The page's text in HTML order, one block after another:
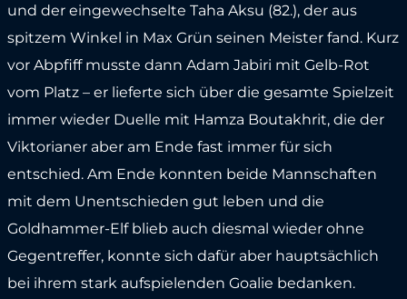
und der eingewechselte Taha Aksu (82.), der aus
spitzem Winkel in Max Grün seinen Meister fand. Kurz
vor Abpfiff musste dann Adam Jabiri mit Gelb-Rot
vom Platz – er lieferte sich über die gesamte Spielzeit
immer wieder Duelle mit Hamza Boutakhrit, die der
Viktorianer aber am Ende fast immer für sich
entschied. Am Ende konnten beide Mannschaften
mit dem Unentschieden gut leben und die
Goldhammer-Elf blieb auch diesmal wieder ohne
Gegentreffer, konnte sich dafür aber hauptsächlich
bei ihrem stark aufspielenden Goalie bedanken.